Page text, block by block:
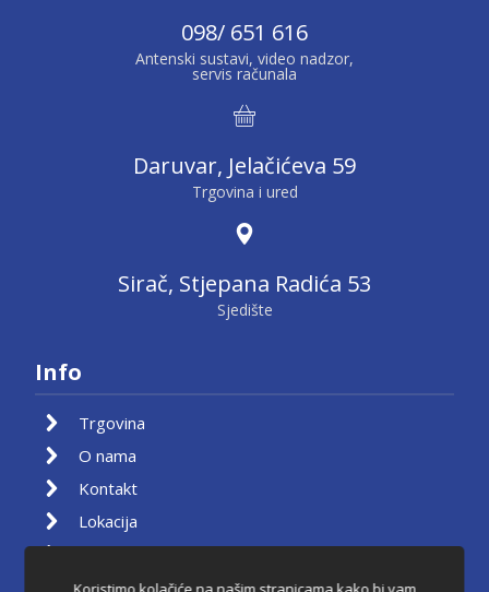
098/ 651 616
Antenski sustavi, video nadzor,
servis računala
Daruvar, Jelačićeva 59
Trgovina i ured
Sirač, Stjepana Radića 53
Sjedište
Info
Trgovina
O nama
Kontakt
Lokacija
Moj račun
Košarica